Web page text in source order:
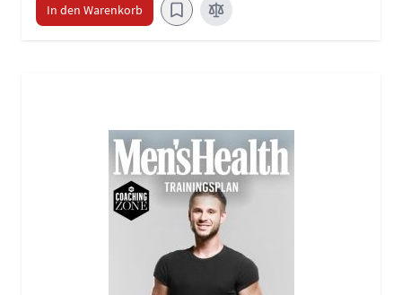
In den Warenkorb